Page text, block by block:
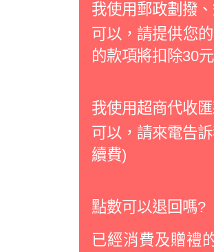
我使用郵政劃撥
可以，請提供您
的款項將扣除30
我使用超商代收
可以，請來電告
續費)
點數可以退回嗎?
已經消費及贈禮